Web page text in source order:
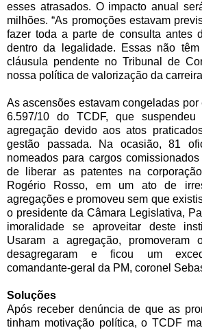
esses atrasados. O impacto anual
milhões. “As promoções estavam
fazer toda a parte de consulta antes
dentro da legalidade. Essas não
cláusula pendente no Tribunal de
nossa política de valorização da
As ascensões estavam congeladas por
6.597/10 do TCDF, que
agregação devido aos atos
gestão passada. Na ocasião, 81
nomeados para cargos
de liberar as patentes na
Rogério Rosso, em um ato de
agregações e promoveu sem que
o presidente da Câmara Legislativa,
imoralidade se aproveitar deste
Usaram a agregação, promoveram
desagregaram e ficou um
comandante-geral da PM, coronel
Soluções
Após receber denúncia de que as
tinham motivação política, o TCDF